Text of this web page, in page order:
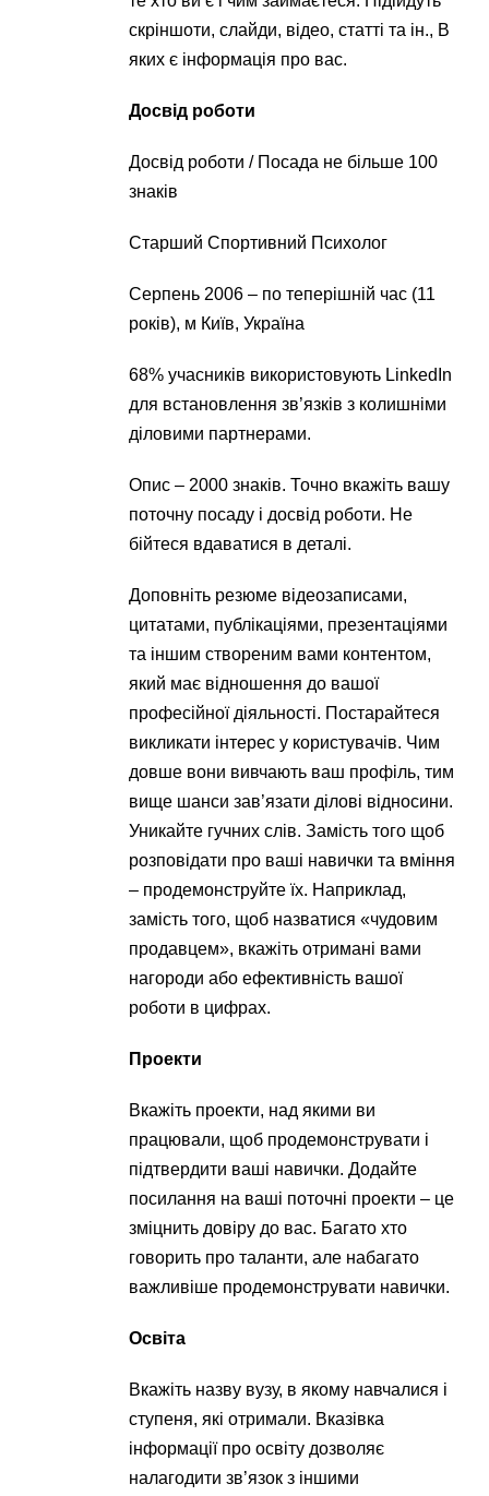
скріншоти, слайди, відео, статті та ін., В
яких є інформація про вас.
Досвід роботи
Досвід роботи / Посада не більше 100
знаків
Старший Спортивний Психолог
Серпень 2006 – по теперішній час (11
років), м Київ, Україна
68% учасників використовують LinkedIn
для встановлення зв’язків з колишніми
діловими партнерами.
Опис – 2000 знаків. Точно вкажіть вашу
поточну посаду і досвід роботи. Не
бійтеся вдаватися в деталі.
Доповніть резюме відеозаписами,
цитатами, публікаціями, презентаціями
та іншим створеним вами контентом,
який має відношення до вашої
професійної діяльності. Постарайтеся
викликати інтерес у користувачів. Чим
довше вони вивчають ваш профіль, тим
вище шанси зав’язати ділові відносини.
Уникайте гучних слів. Замість того щоб
розповідати про ваші навички та вміння
– продемонструйте їх. Наприклад,
замість того, щоб назватися «чудовим
продавцем», вкажіть отримані вами
нагороди або ефективність вашої
роботи в цифрах.
Проекти
Вкажіть проекти, над якими ви
працювали, щоб продемонструвати і
підтвердити ваші навички. Додайте
посилання на ваші поточні проекти – це
зміцнить довіру до вас. Багато хто
говорить про таланти, але набагато
важливіше продемонструвати навички.
Освіта
Вкажіть назву вузу, в якому навчалися і
ступеня, які отримали. Вказівка ​​
інформації про освіту дозволяє
налагодити зв’язок з іншими